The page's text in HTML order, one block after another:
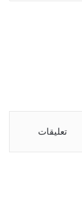
تعليقات